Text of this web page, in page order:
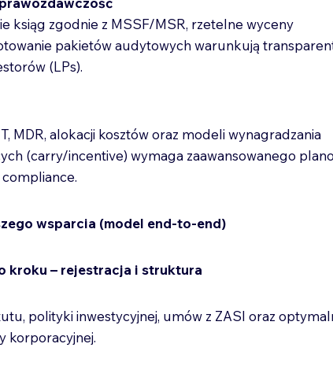
ksiąg zgodnie z MSSF/MSR, rzetelne wyceny
pakietów audytowych warunkują
(LPs).
MDR, alokacji kosztów oraz modeli wynagradzania
(carry/incentive) wymaga zaawansowanego
wsparcia (model end-to-end)
kroku – rejestracja i struktura
polityki inwestycyjnej, umów z ZASI oraz
korporacyjnej.